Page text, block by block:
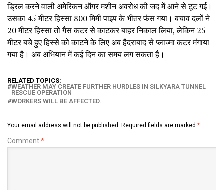
ड्रिल करने वाली अमेरिकन ऑगर मशीन अवरोध की जद में आने से टूट गई।
उसका 45 मीटर हिस्सा 800 मिमी पाइप के भीतर फंस गया। बचाव दलों ने
20 मीटर हिस्सा तो गैस कटर से काटकर बाहर निकाल लिया, लेकिन 25
मीटर बचे हुए हिस्से को काटने के लिए अब हैदराबाद से प्लाज्मा कटर मंगाया
गया है। अब अभियान में कई दिन का समय लग सकता है।
RELATED TOPICS:
WEATHER MAY CREATE FURTHER HURDLES IN SILKYARA TUNNEL
RESCUE OPERATION
WORKERS WILL BE AFFECTED.
Your email address will not be published. Required fields are marked *
Comment*